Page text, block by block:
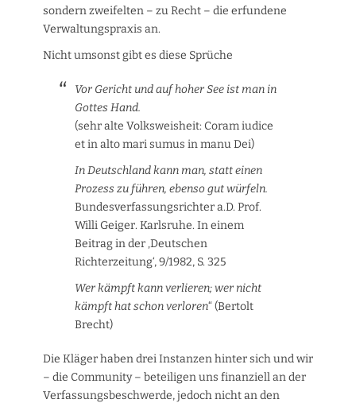
sondern zweifelten – zu Recht – die erfundene
Verwaltungspraxis an.
Nicht umsonst gibt es diese Sprüche
Vor Gericht und auf hoher See ist man in
Gottes Hand.
(sehr alte Volksweisheit: Coram iudice
et in alto mari sumus in manu Dei)
In Deutschland kann man, statt einen
Prozess zu führen, ebenso gut würfeln.
Bundesverfassungsrichter a.D. Prof.
Willi Geiger. Karlsruhe. In einem
Beitrag in der ‚Deutschen
Richterzeitung‘, 9/1982, S. 325
Wer kämpft kann verlieren; wer nicht
kämpft hat schon verloren“ (Bertolt
Brecht)
Die Kläger haben drei Instanzen hinter sich und wir
– die Community – beteiligen uns finanziell an der
Verfassungsbeschwerde, jedoch nicht an den